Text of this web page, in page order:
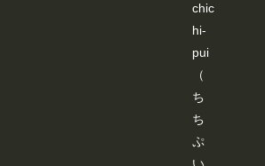
chic
hi-
pui
（
ち
ち
ぷ